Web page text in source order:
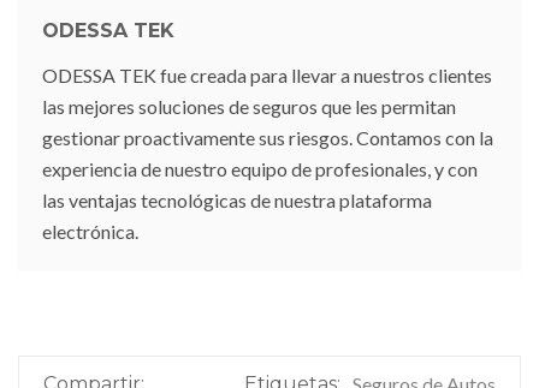
ODESSA TEK
ODESSA TEK fue creada para llevar a nuestros clientes
las mejores soluciones de seguros que les permitan
gestionar proactivamente sus riesgos. Contamos con la
experiencia de nuestro equipo de profesionales, y con
las ventajas tecnológicas de nuestra plataforma
electrónica.